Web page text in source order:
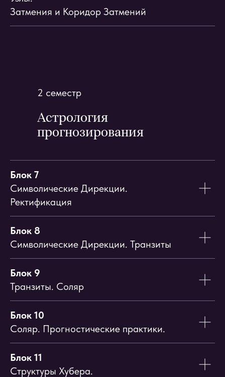
Затмения и Коридор Затмений
Астрология
прогнозирования
2 семестр
Блок 7
Символические Дирекции.
Ректификация
Блок 8
Символические Дирекции. Транзиты
Блок 9
Транзиты. Соляр
Блок 10
Соляр. Прогностические практики.
Блок 11
Структуры Хубера.